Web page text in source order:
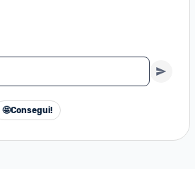
🤩Consegui!